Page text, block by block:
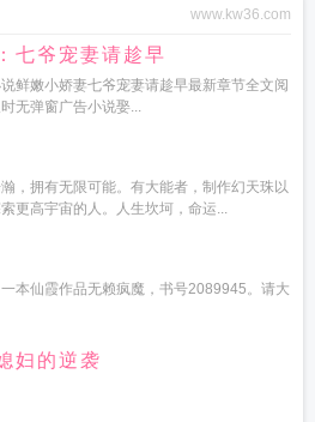
www.kw36.com
七爷宠妻请趁早
鲜嫩小娇妻七爷宠妻请趁早最新章节全文阅
无弹窗广告小说娶...
，拥有无限可能。有大能者，制作幻天珠以
更高宇宙的人。人生坎坷，命运...
本仙霞作品无赖疯魔，书号2089945。请大
妇的逆袭